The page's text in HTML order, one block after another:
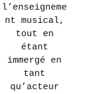
l’enseigneme
nt musical,
tout en
étant
immergé en
tant
qu’acteur